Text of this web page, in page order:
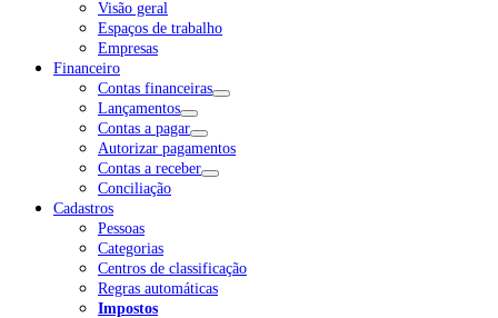
Visão geral
Espaços de trabalho
Empresas
Financeiro
Contas financeiras
Lançamentos
Contas a pagar
Autorizar pagamentos
Contas a receber
Conciliação
Cadastros
Pessoas
Categorias
Centros de classificação
Regras automáticas
Impostos